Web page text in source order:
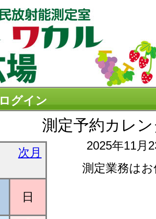
ログイン
測定予約カレ
次月
日
2025年11月
測定業務はお